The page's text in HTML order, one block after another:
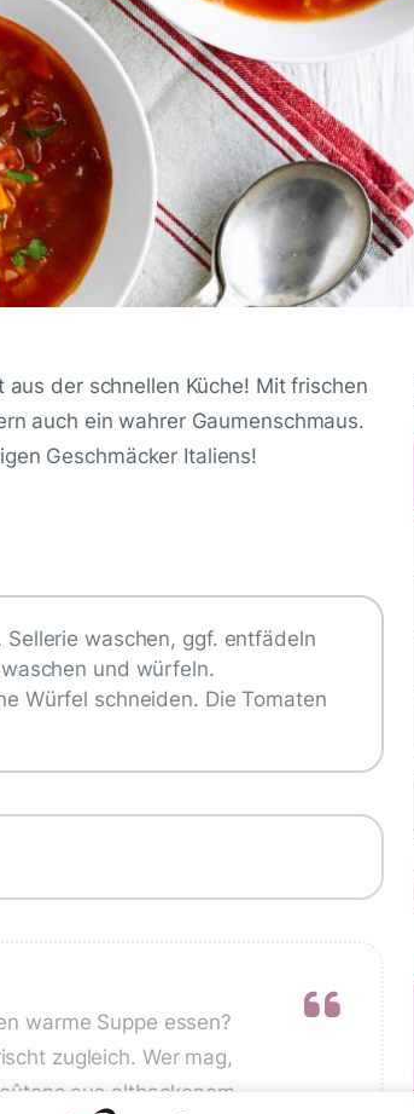
der schnellen Küche! Mit frischen
auch ein wahrer Gaumenschmaus.
Geschmäcker Italiens!
waschen, ggf. entfädeln
und würfeln.
Würfel schneiden. Die Tomaten
warme Suppe essen?
zugleich. Wer mag,
aus altbackenem